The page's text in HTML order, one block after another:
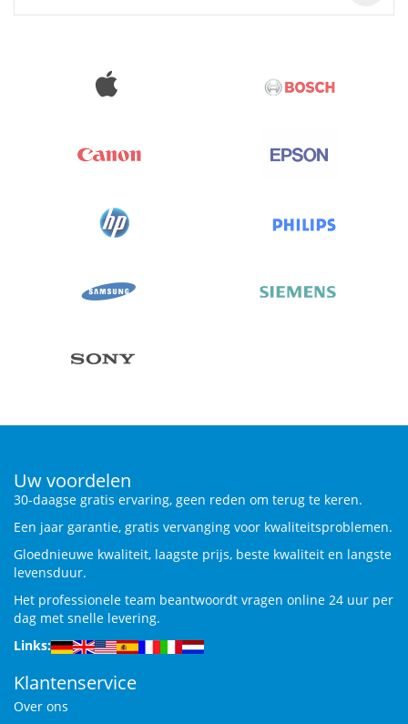
Uw voordelen
30-daagse gratis ervaring, geen reden om terug te keren.
Een jaar garantie, gratis vervanging voor kwaliteitsproblemen.
Gloednieuwe kwaliteit, laagste prijs, beste kwaliteit en langste
levensduur.
Het professionele team beantwoordt vragen online 24 uur per
dag met snelle levering.
Links:
Klantenservice
Over ons